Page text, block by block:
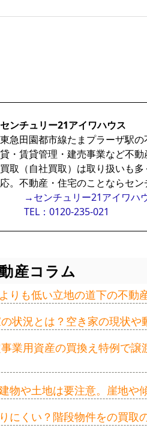
センチュリー21アイワハウス
東急田園都市線たまプラーザ駅
貸・賃貸管理・建売事業など不
買取（自社買取）は取り扱いも
応。不動産・住宅のことならセ
→センチュリー21アイワハ
TEL：0120-235-021
産コラム
りも低い立地の道下の不
状況とは？空き家の現状や
事業用資産の買換え特例で
物や土地は要注意。崖地や
にくい？階段物件をの買取